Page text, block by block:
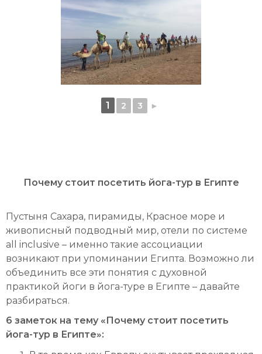
1 2 3 ►
Почему стоит посетить йога-тур в Египте
Пустыня Сахара, пирамиды, Красное море и
живописный подводный мир, отели по системе
all inclusive – именно такие ассоциации
возникают при упоминании Египта. Возможно ли
объединить все эти понятия с духовной
практикой йоги в йога-туре в Египте – давайте
разбираться.
6 заметок на тему «Почему стоит посетить
йога-тур в Египте»: